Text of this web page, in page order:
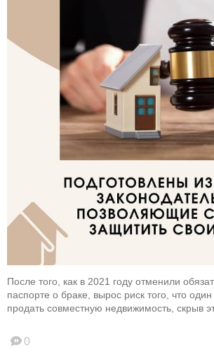
После того, как в 2021 году отменили
паспорте о браке, вырос риск того, что
продать совместную недвижимость, скрыв
0